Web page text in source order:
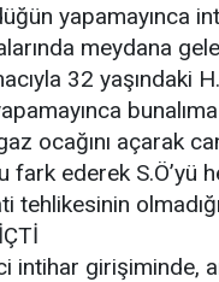
yapamayınca
meydana
32 yaşındaki
ocağını açarak
ederek S.Ö’yü
olmadığı
intihar girişiminde,